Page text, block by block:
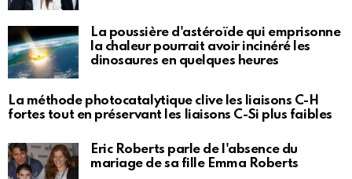
La poussière d'astéroïde qui emprisonne
la chaleur pourrait avoir incinéré les
dinosaures en quelques heures
La méthode photocatalytique clive les liaisons C-H
fortes tout en préservant les liaisons C-Si plus faibles
Eric Roberts parle de l'absence du
mariage de sa fille Emma Roberts